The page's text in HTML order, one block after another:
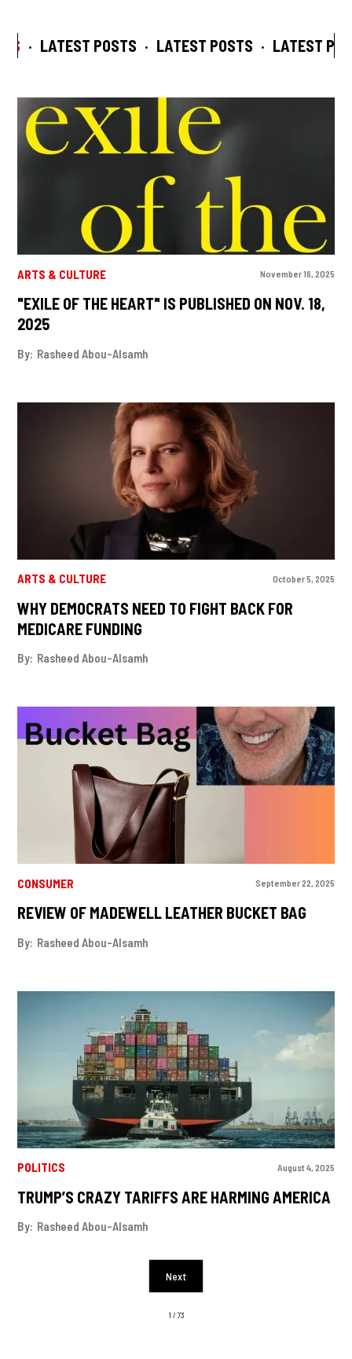
· LATEST POSTS · LATEST POSTS · LATEST
ARTS & CULTURE November 16, 2025
"EXILE OF THE HEART" IS PUBLISHED ON NOV. 18,
2025
By: Rasheed Abou-Alsamh
ARTS & CULTURE October 5, 2025
WHY DEMOCRATS NEED TO FIGHT BACK FOR
MEDICARE FUNDING
By: Rasheed Abou-Alsamh
CONSUMER September 22, 2025
REVIEW OF MADEWELL LEATHER BUCKET BAG
By: Rasheed Abou-Alsamh
POLITICS August 4, 2025
TRUMP’S CRAZY TARIFFS ARE HARMING AMERICA
By: Rasheed Abou-Alsamh
Next
1 / 73